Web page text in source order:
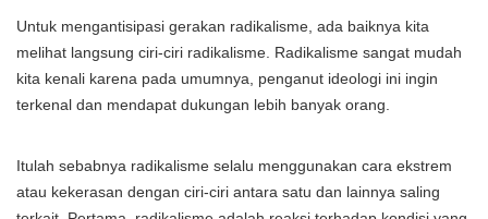
Untuk mengantisipasi gerakan radikalisme, ada baiknya kita
melihat langsung ciri-ciri radikalisme. Radikalisme sangat mudah
kita kenali karena pada umumnya, penganut ideologi ini ingin
terkenal dan mendapat dukungan lebih banyak orang.
Itulah sebabnya radikalisme selalu menggunakan cara ekstrem
atau kekerasan dengan ciri-ciri antara satu dan lainnya saling